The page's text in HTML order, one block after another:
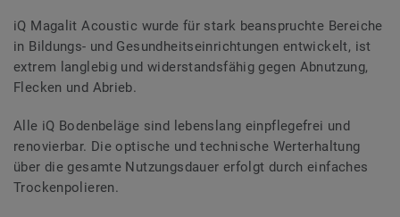
iQ Magalit Acoustic wurde für stark beanspruchte Bereiche
in Bildungs- und Gesundheitseinrichtungen entwickelt, ist
extrem langlebig und widerstandsfähig gegen Abnutzung,
Flecken und Abrieb.
Alle iQ Bodenbeläge sind lebenslang einpflegefrei und
renovierbar. Die optische und technische Werterhaltung
über die gesamte Nutzungsdauer erfolgt durch einfaches
Trockenpolieren.